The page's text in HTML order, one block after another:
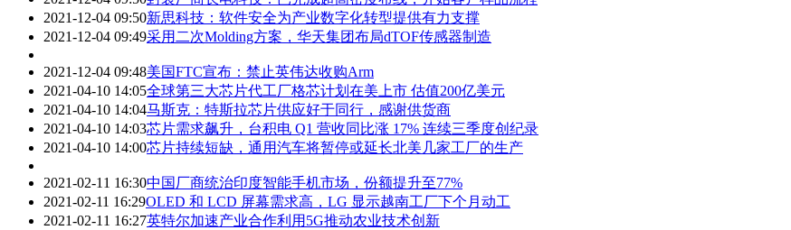
2021-12-04 09:50新思科技：软件安全为产业数字化转型提供有力支撑
2021-12-04 09:49采用二次Molding方案，华天集团布局dTOF传感器制造
2021-12-04 09:48美国FTC宣布：禁止英伟达收购Arm
2021-04-10 14:05全球第三大芯片代工厂格芯计划在美上市 估值200亿美元
2021-04-10 14:04马斯克：特斯拉芯片供应好于同行，感谢供货商
2021-04-10 14:03芯片需求飙升，台积电 Q1 营收同比涨 17% 连续三季度创纪录
2021-04-10 14:00芯片持续短缺，通用汽车将暂停或延长北美几家工厂的生产
2021-02-11 16:30中国厂商统治印度智能手机市场，份额提升至77%
2021-02-11 16:29OLED 和 LCD 屏幕需求高，LG 显示越南工厂下个月动工
2021-02-11 16:27英特尔加速产业合作利用5G推动农业技术创新